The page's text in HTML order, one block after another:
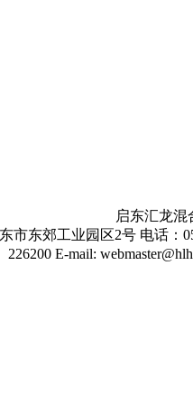
启东汇龙
市东郊工业园区2号 电话：
226200 E-mail: